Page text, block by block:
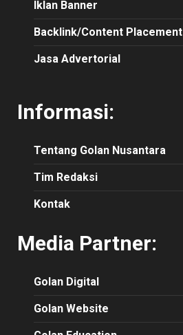
Iklan Banner
Backlink/Content Placement
Jasa Advertorial
Informasi:
Tentang Golan Nusantara
Tim Redaksi
Kontak
Media Partner:
Golan Digital
Golan Website